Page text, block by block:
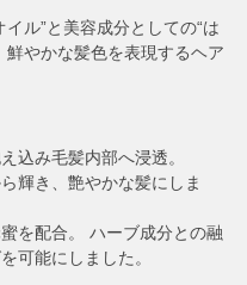
ル”と美容成分としての“は
鮮やかな髪色を表現するヘア
込み毛髪内部へ浸透。
輝き、艶やかな髪にしま
を配合。 ハーブ成分との融
可能にしました。